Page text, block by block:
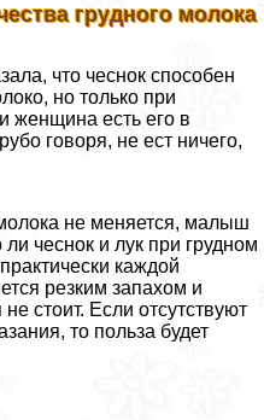
грудного молока
что чеснок способен
но только при
женщина есть его в
говоря, не ест ничего,
не меняется, малыш
чеснок и лук при грудном
каждой
резким запахом и
стоит. Если отсутствуют
то польза будет